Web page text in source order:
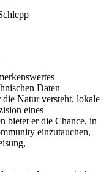
Daten
Natur versteht, lokale
eines
bietet er die Chance, in
einzutauchen,